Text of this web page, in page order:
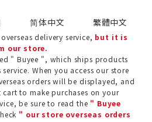
delivery service, but it is
our store.
" Buyee ", which ships products
When you access our store
orders will be displayed, and
to make purchases on your
be sure to read the " Buyee
" our store overseas orders
简体中文 繁體中文